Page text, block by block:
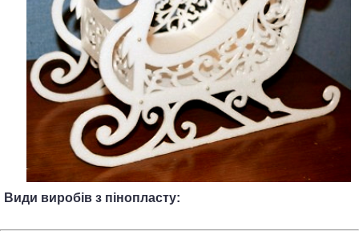
Види виробів з пінопласту: